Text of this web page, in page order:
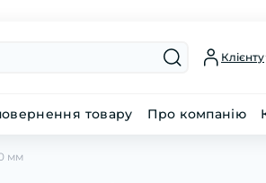
Клієнту
товару Про компанію
мм